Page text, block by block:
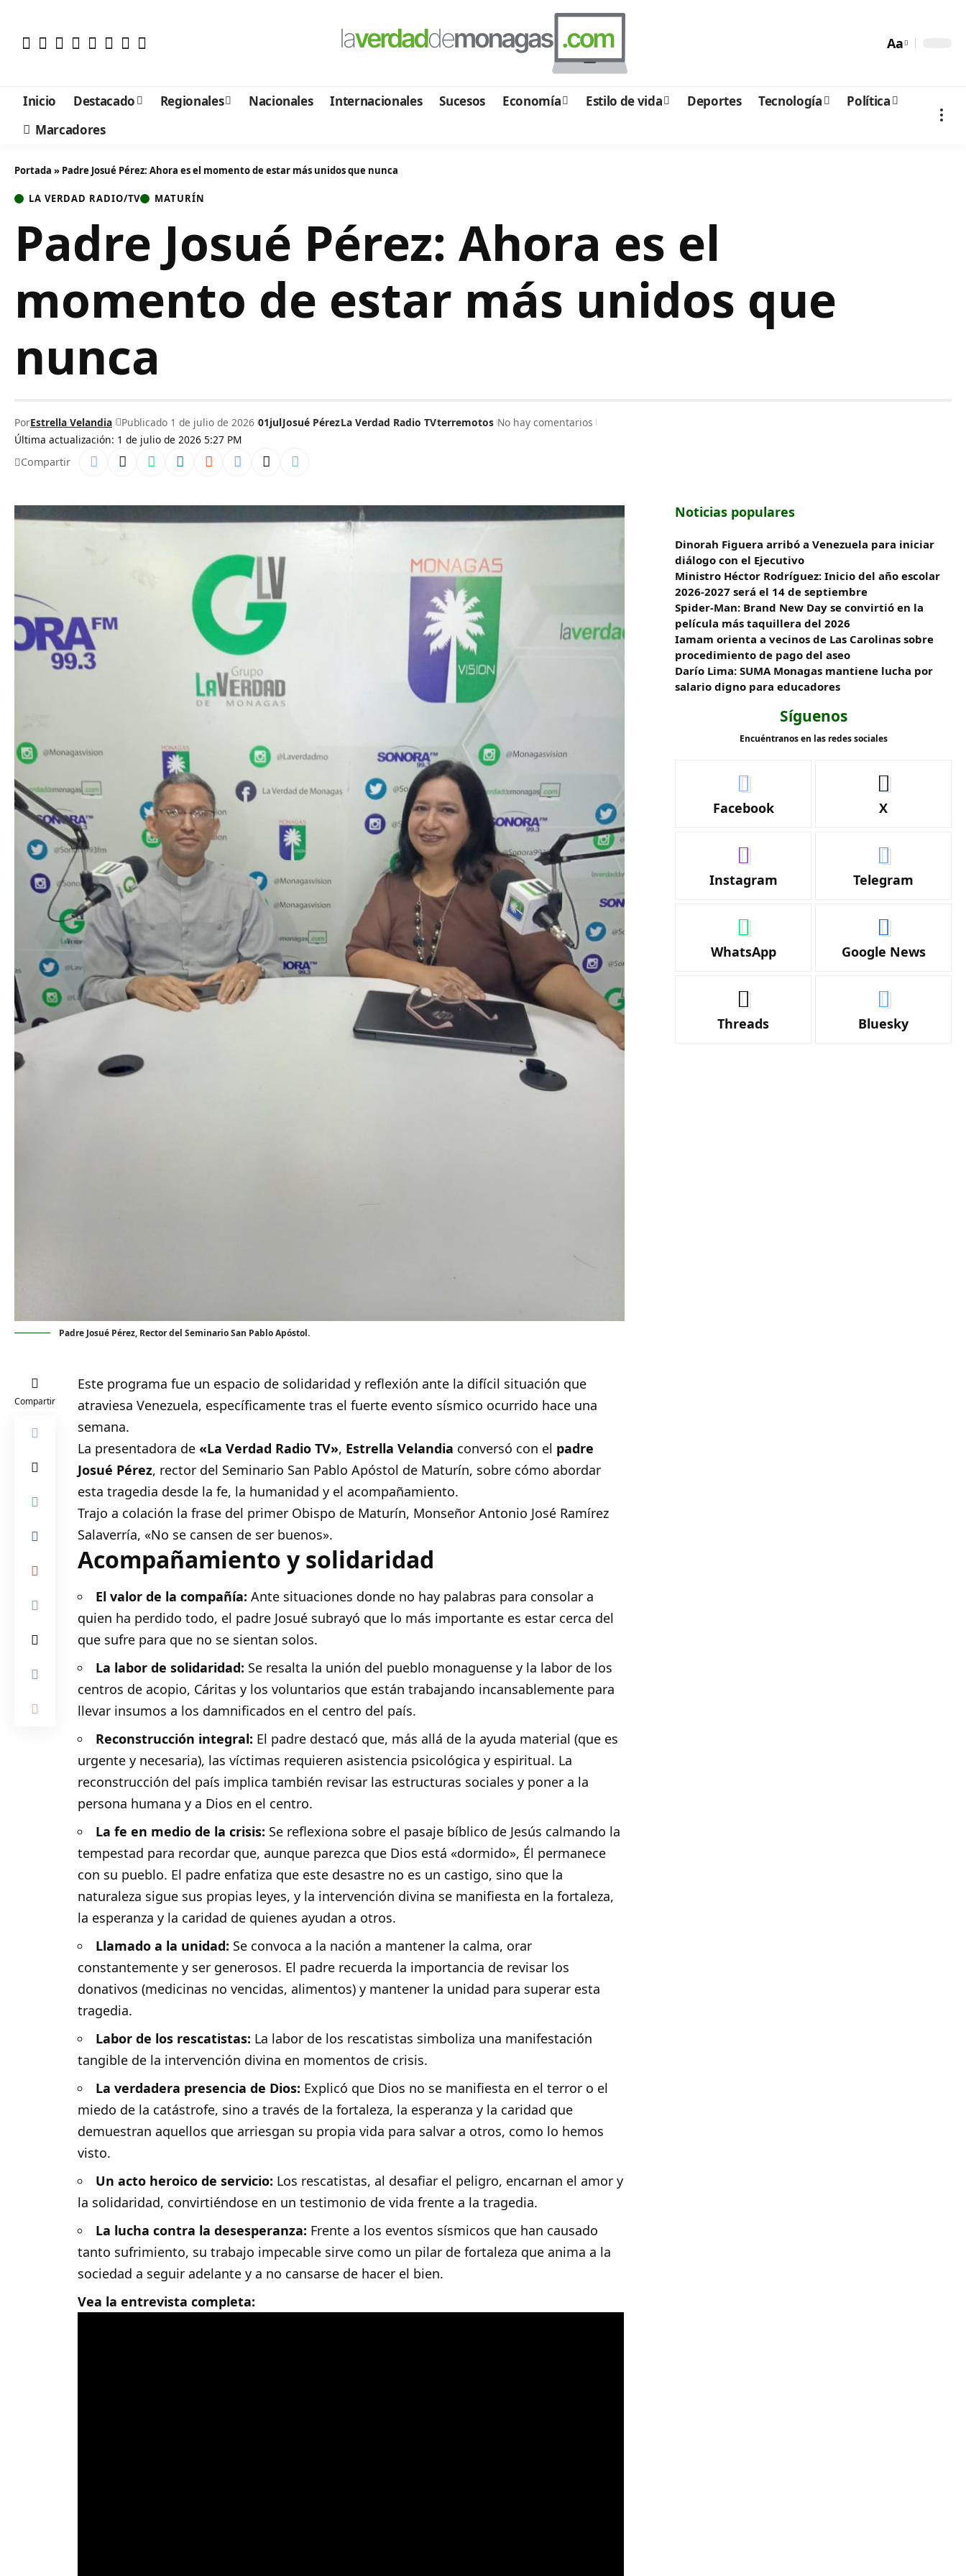
Aa
Inicio Destacado Regionales Nacionales Internacionales Sucesos Economía Estilo de vida Deportes Tecnología
Política
Marcadores
Portada » Padre Josué Pérez: Ahora es el momento de estar más unidos que nunca
LA VERDAD RADIO/TV MATURÍN
Padre Josué Pérez: Ahora es el
momento de estar más unidos que
nunca
Última actualización: 1 de julio de 2026 5:27 PM
PorEstrella Velandia Publicado 1 de julio de 2026 01julJosué PérezLa Verdad Radio TVterremotos No hay comentarios
Compartir
Padre Josué Pérez, Rector del Seminario San Pablo Apóstol.
Compartir
Este programa fue un espacio de solidaridad y reflexión ante la difícil situación que
atraviesa Venezuela, específicamente tras el fuerte evento sísmico ocurrido hace una
semana.
La presentadora de«La Verdad Radio TV», Estrella Velandia conversó con el padre
Josué Pérez, rector del Seminario San Pablo Apóstol de Maturín, sobre cómo abordar
esta tragedia desde la fe, la humanidad y el acompañamiento.
Trajo a colación la frase del primer Obispo de Maturín, Monseñor Antonio José Ramírez
Salaverría, «No se cansen de ser buenos».
Acompañamiento y solidaridad
El valor de la compañía: Ante situaciones donde no hay palabras para consolar a
quien ha perdido todo, el padre Josué subrayó que lo más importante es estar cerca del
que sufre para que no se sientan solos.
La labor de solidaridad: Se resalta la unión del pueblo monaguense y la labor de los
centros de acopio, Cáritas y los voluntarios que están trabajando incansablemente para
llevar insumos a los damnificados en el centro del país.
Reconstrucción integral: El padre destacó que, más allá de la ayuda material (que es
urgente y necesaria), las víctimas requieren asistencia psicológica y espiritual. La
reconstrucción del país implica también revisar las estructuras sociales y poner a la
persona humana y a Dios en el centro.
La fe en medio de la crisis: Se reflexiona sobre el pasaje bíblico de Jesús calmando la
tempestad para recordar que, aunque parezca que Dios está «dormido», Él permanece
con su pueblo. El padre enfatiza que este desastre no es un castigo, sino que la
naturaleza sigue sus propias leyes, y la intervención divina se manifiesta en la fortaleza,
la esperanza y la caridad de quienes ayudan a otros.
Llamado a la unidad: Se convoca a la nación a mantener la calma, orar
constantemente y ser generosos. El padre recuerda la importancia de revisar los
donativos (medicinas no vencidas, alimentos) y mantener la unidad para superar esta
tragedia.
Labor de los rescatistas: La labor de los rescatistas simboliza una manifestación
tangible de la intervención divina en momentos de crisis.
La verdadera presencia de Dios: Explicó que Dios no se manifiesta en el terror o el
miedo de la catástrofe, sino a través de la fortaleza, la esperanza y la caridad que
demuestran aquellos que arriesgan su propia vida para salvar a otros, como lo hemos
visto.
Un acto heroico de servicio: Los rescatistas, al desafiar el peligro, encarnan el amor y
la solidaridad, convirtiéndose en un testimonio de vida frente a la tragedia.
La lucha contra la desesperanza: Frente a los eventos sísmicos que han causado
tanto sufrimiento, su trabajo impecable sirve como un pilar de fortaleza que anima a la
sociedad a seguir adelante y a no cansarse de hacer el bien.
Vea la entrevista completa:
Noticias populares
Dinorah Figuera arribó a Venezuela para iniciar
diálogo con el Ejecutivo
Ministro Héctor Rodríguez: Inicio del año escolar
2026-2027 será el 14 de septiembre
Spider-Man: Brand New Day se convirtió en la
película más taquillera del 2026
Iamam orienta a vecinos de Las Carolinas sobre
procedimiento de pago del aseo
Darío Lima: SUMA Monagas mantiene lucha por
salario digno para educadores
Síguenos
Encuéntranos en las redes sociales
Facebook X
Instagram Telegram
WhatsApp Google News
Threads Bluesky